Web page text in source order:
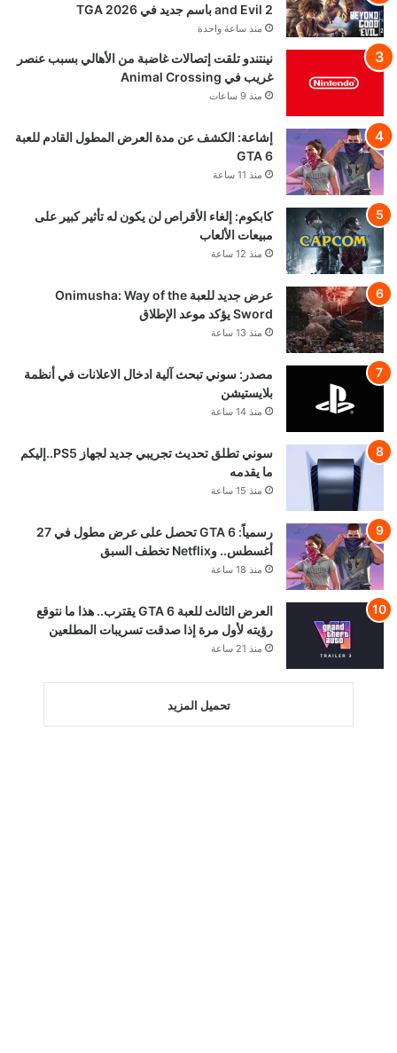
and Evil 2 باسم جديد في TGA 2026
منذ ساعة واحدة
نينتندو تلقت إتصالات غاضبة من الأهالي بسبب عنصر
غريب في Animal Crossing
منذ 9 ساعات
إشاعة: الكشف عن مدة العرض المطول القادم للعبة
GTA 6
منذ 11 ساعة
كابكوم: إلغاء الأقراص لن يكون له تأثير كبير على
مبيعات الألعاب
منذ 12 ساعة
عرض جديد للعبة Onimusha: Way of the
Sword يؤكد موعد الإطلاق
منذ 13 ساعة
مصدر: سوني تبحث آلية ادخال الاعلانات في أنظمة
بلايستيشن
منذ 14 ساعة
سوني تطلق تحديث تجريبي جديد لجهاز PS5..إليكم
ما يقدمه
منذ 15 ساعة
رسمياً: GTA 6 تحصل على عرض مطول في 27
أغسطس.. وNetflix تخطف السبق
منذ 18 ساعة
العرض الثالث للعبة GTA 6 يقترب.. هذا ما نتوقع
رؤيته لأول مرة إذا صدقت تسريبات المطلعين
منذ 21 ساعة
تحميل المزيد